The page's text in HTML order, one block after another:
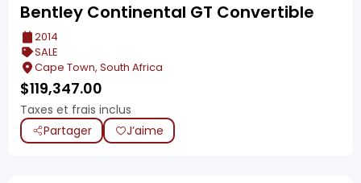
Bentley Continental GT Convertible
2014
SALE
Cape Town, South Africa
$119,347.00
Taxes et frais inclus
Partager
J’aime